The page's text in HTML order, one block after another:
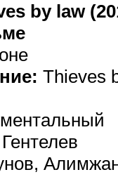
by law
Thieves